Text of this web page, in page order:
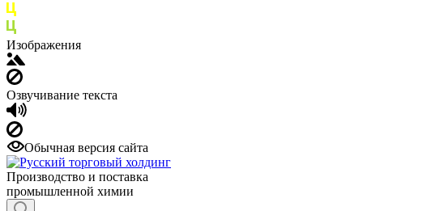
Изображения
Озвучивание текста
Обычная версия сайта
Производство и поставка
промышленной химии